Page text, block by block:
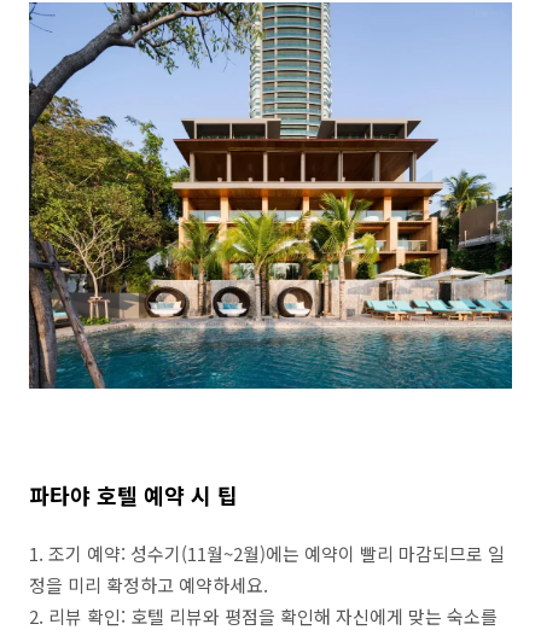
파타야 호텔 예약 시 팁
1. 조기 예약: 성수기(11월~2월)에는 예약이 빨리 마감되므로 일
정을 미리 확정하고 예약하세요.
2. 리뷰 확인: 호텔 리뷰와 평점을 확인해 자신에게 맞는 숙소를